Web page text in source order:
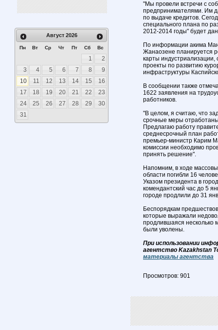
Август 2026
Пн Вт Ср Чт Пт Сб Вс
1
2
3
4 5 6 7 8
9
10
11 12 13 14 15
16
17
18 19 20 21 22
23
24
25 26 27 28 29
30
31
"Мы провели встречи с
предпринимателями. Им
по выдаче кредитов.
специального плана по
2012-2014 годы" будет
По информации акима
Жанаозене планируется
карты индустриализации,
проекты по развитию
инфраструктуры
В сообщении также
1622 заявления на
работников.
"В целом, я считаю, что
срочные меры
Предлагаю работу
среднесрочный план
премьер-министр Карим
комиссии необходимо
принять решение".
Напомним, в ходе
области погибли 16
Указом президента в
комендантский час до 5
городе продлили до 31
Беспорядкам
которые выражали
продлившаяся несколько
были уволены.
При использовании
агентство Kazakhstan
материалы агентства
Просмотров: 901